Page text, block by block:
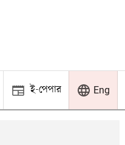
ই-পেপার Eng